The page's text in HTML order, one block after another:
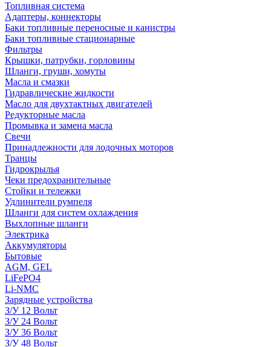
Топливная система
Адаптеры, коннекторы
Баки топливные переносные и канистры
Баки топливные стационарные
Фильтры
Крышки, патрубки, горловины
Шланги, груши, хомуты
Масла и смазки
Гидравлические жидкости
Масло для двухтактных двигателей
Редукторные масла
Промывка и замена масла
Свечи
Принадлежности для лодочных моторов
Транцы
Гидрокрылья
Чеки предохранительные
Стойки и тележки
Удлинители румпеля
Шланги для систем охлаждения
Выхлопные шланги
Электрика
Аккумуляторы
Бытовые
AGM, GEL
LiFePO4
Li-NMC
Зарядные устройства
З/У 12 Вольт
З/У 24 Вольт
З/У 36 Вольт
З/У 48 Вольт